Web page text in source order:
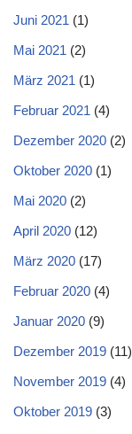
Juni 2021 (1)
Mai 2021 (2)
März 2021 (1)
Februar 2021 (4)
Dezember 2020 (2)
Oktober 2020 (1)
Mai 2020 (2)
April 2020 (12)
März 2020 (17)
Februar 2020 (4)
Januar 2020 (9)
Dezember 2019 (11)
November 2019 (4)
Oktober 2019 (3)